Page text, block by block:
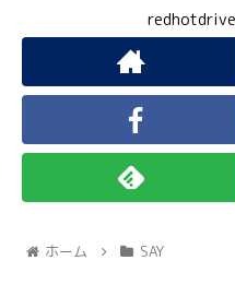
redhotdrive
ホーム SAY